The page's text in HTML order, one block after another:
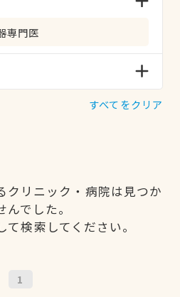
専門医
すべてをクリア
クリニック・病院は見つか
んでした。
検索してください。
1